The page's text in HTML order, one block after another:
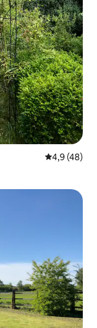
Note
4,9 (48)
aimés